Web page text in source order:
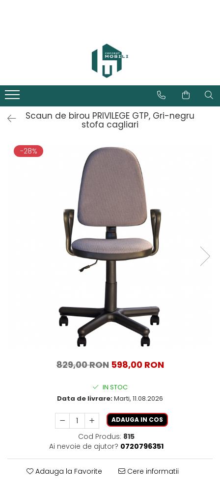
Scaun de birou PRIVILEGE GTP, Gri-negru
stofa cagliari
-28%
829,00 RON 598,00 RON
IN STOC
Data de livrare:Marti, 11.08.2026
ADAUGA IN COS
Cod Produs: 815
Ai nevoie de ajutor? 0720796351
Adauga la Favorite Cere informatii